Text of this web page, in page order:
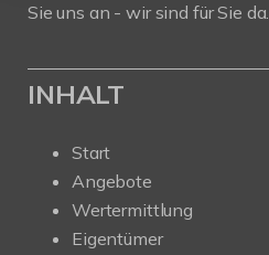
Sie uns an - wir sind für Sie da.
INHALT
Start
Angebote
Wertermittlung
Eigentümer